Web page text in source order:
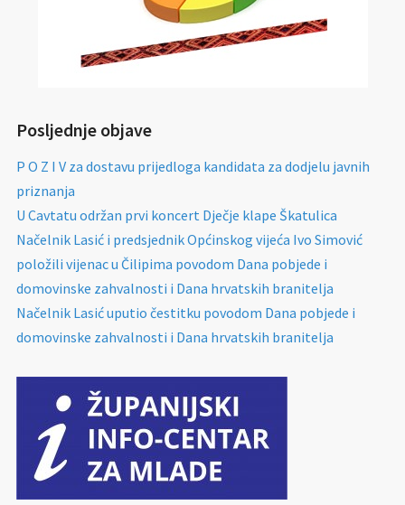
Posljednje objave
P O Z I V za dostavu prijedloga kandidata za dodjelu javnih
priznanja
U Cavtatu održan prvi koncert Dječje klape Škatulica
Načelnik Lasić i predsjednik Općinskog vijeća Ivo Simović
položili vijenac u Čilipima povodom Dana pobjede i
domovinske zahvalnosti i Dana hrvatskih branitelja
Načelnik Lasić uputio čestitku povodom Dana pobjede i
domovinske zahvalnosti i Dana hrvatskih branitelja